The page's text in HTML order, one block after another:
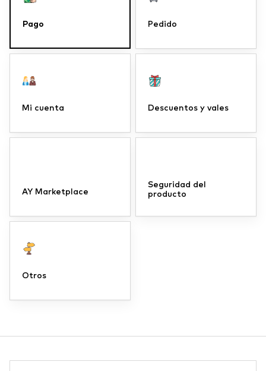
Pago Pedido
Mi cuenta Descuentos y vales
AY Marketplace
Seguridad del
producto
Otros